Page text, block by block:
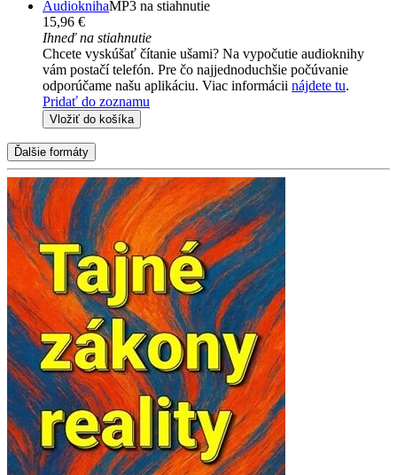
AudioknihaMP3 na stiahnutie
15,96 €
Ihneď na stiahnutie
Chcete vyskúšať čítanie ušami? Na vypočutie audioknihy
vám postačí telefón. Pre čo najjednoduchšie počúvanie
odporúčame našu aplikáciu. Viac informácii nájdete tu.
Pridať do zoznamu
Vložiť do košíka
Ďalšie formáty